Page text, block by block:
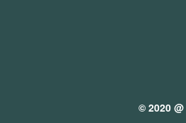
© 2020 @